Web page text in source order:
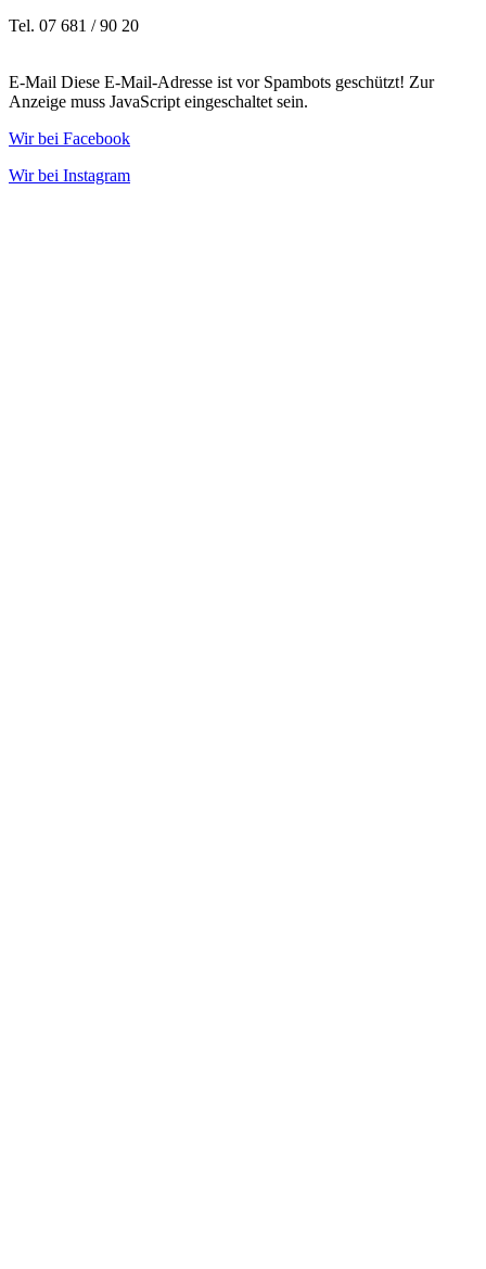
Tel. 07 681 / 90 20
E-Mail Diese E-Mail-Adresse ist vor Spambots geschützt! Zur
Anzeige muss JavaScript eingeschaltet sein.
Wir bei Facebook
Wir bei Instagram